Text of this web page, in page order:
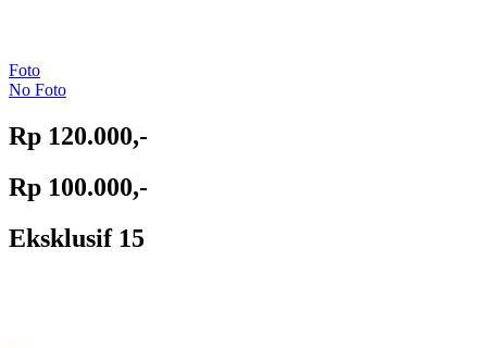
Foto
No Foto
Rp 120.000,-
Rp 100.000,-
Eksklusif 15